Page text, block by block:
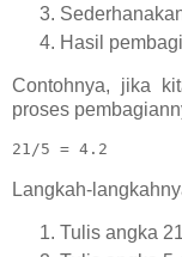
Hasil
Contohnya, jika
proses
Langkah-
Tulis angka